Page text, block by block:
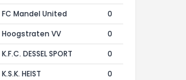
FC Mandel United
0
Hoogstraten VV
0
K.F.C. DESSEL SPORT
0
K.S.K. HEIST
0